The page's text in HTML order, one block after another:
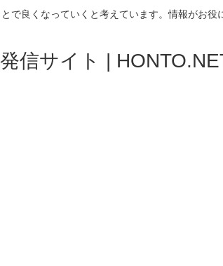
で良くなっていくと考えています。情報がお
信サイト |